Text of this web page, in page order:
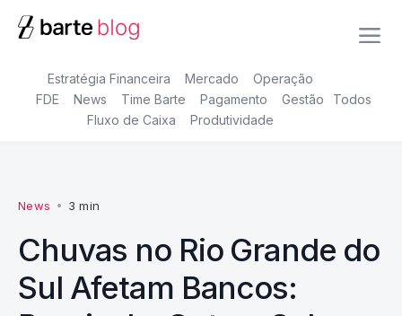
Estratégia Financeira Mercado
Operação
FDE
News Time Barte Pagamento
Gestão
Fluxo de Caixa
Produtividade
Todos
News • 3 min
Chuvas no Rio Grande do
Sul Afetam Bancos: